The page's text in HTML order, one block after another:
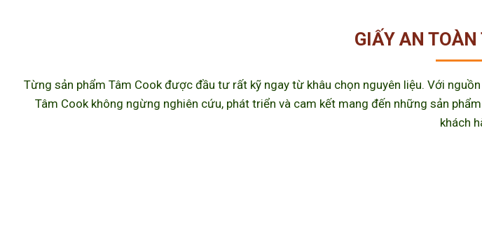
GIẤY AN
Từng sản phẩm Tâm Cook được đầu tư rất kỹ ngay từ khâu chọn nguyên liệu. Với
Tâm Cook không ngừng nghiên cứu, phát triển và cam kết mang đến những sản
khách